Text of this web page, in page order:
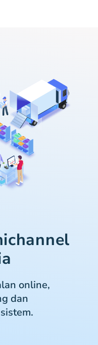
online,
dan